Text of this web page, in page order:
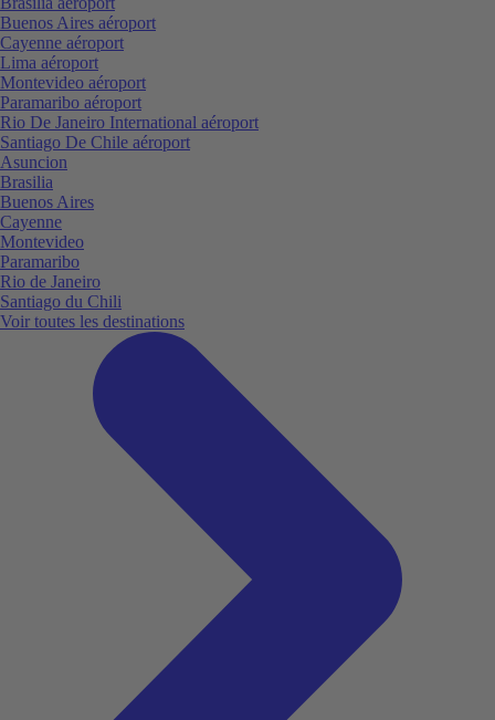
Buenos Aires aéroport
Cayenne aéroport
Lima aéroport
Montevideo aéroport
Paramaribo aéroport
Rio De Janeiro International aéroport
Santiago De Chile aéroport
Asuncion
Brasilia
Buenos Aires
Cayenne
Montevideo
Paramaribo
Rio de Janeiro
Santiago du Chili
Voir toutes les destinations